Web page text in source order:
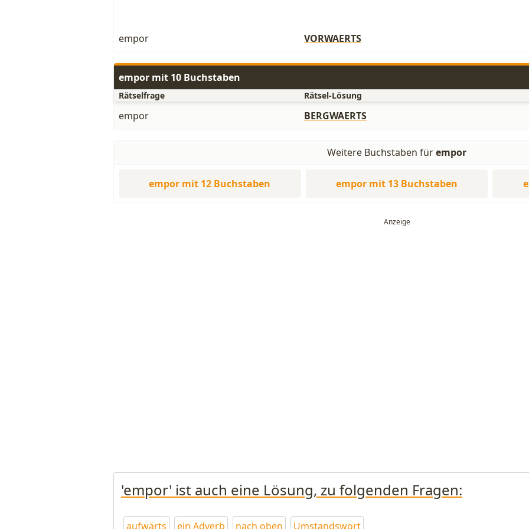
empor VORWAERTS
empor mit 10 Buchstaben
Rätselfrage Rätsel-Lösung
empor BERGWAERTS
Weitere Buchstaben fürempor
empor mit 12 Buchstaben empor mit 13 Buchstaben
'empor' ist auch eine Lösung, zu folgenden Fragen:
aufwärts ein Adverb nach oben Umstandswort